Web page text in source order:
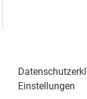
Einstellungen